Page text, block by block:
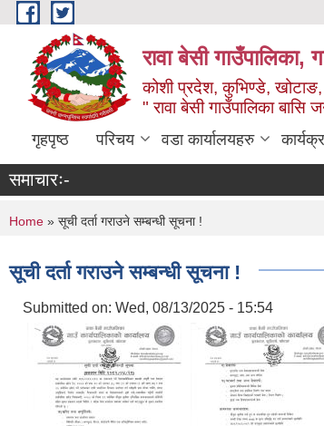
Skip to main content
रावा बेसी गाउँपालिका,
कोशी प्रदेश, कुभिण्डे,
" रावा बेसी गाउँपालिका बासि
गृहपृष्ठ परिचय वडा कार्यालयहरु
समाचारः-
You are here
Home » सूची दर्ता गराउने सम्बन्धी सूचना !
सूची दर्ता गराउने सम्बन्धी सूचना !
Submitted on: Wed, 08/13/2025 - 15:54